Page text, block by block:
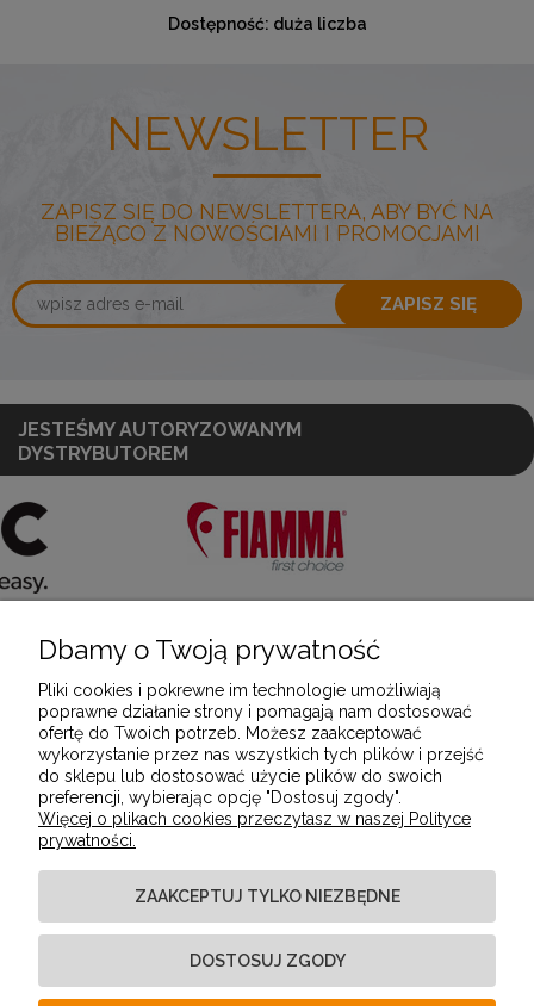
Dostępność: duża liczba
NEWSLETTER
ZAPISZ SIĘ DO NEWSLETTERA, ABY BYĆ NA
BIEŻĄCO Z NOWOŚCIAMI I PROMOCJAMI
ZAPISZ SIĘ
JESTEŚMY AUTORYZOWANYM
DYSTRYBUTOREM
POMOC
MOJE KONTO
PŁATNOŚCI I DOSTAWA
INFORMACJE
O NAS
Dbamy o Twoją prywatność
Pliki cookies i pokrewne im technologie umożliwiają
poprawne działanie strony i pomagają nam dostosować
ofertę do Twoich potrzeb. Możesz zaakceptować
wykorzystanie przez nas wszystkich tych plików i przejść
do sklepu lub dostosować użycie plików do swoich
preferencji, wybierając opcję "Dostosuj zgody".
Więcej o plikach cookies przeczytasz w naszej Polityce
prywatności.
ZAAKCEPTUJ TYLKO NIEZBĘDNE
DOSTOSUJ ZGODY